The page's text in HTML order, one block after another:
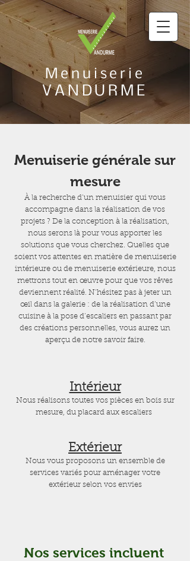
Menuiserie
VANDURME
Menuiserie générale sur
mesure
À la recherche d’un menuisier qui vous
accompagne dans la réalisation de vos
projets ? De la conception à la réalisation,
nous serons là pour vous apporter les
solutions que vous cherchez. Quelles que
soient vos attentes en matière de menuiserie
intérieure ou de menuiserie extérieure, nous
mettrons tout en œuvre pour que vos rêves
deviennent réalité. N’hésitez pas à jeter un
œil dans la galerie : de la réalisation d’une
cuisine à la pose d’escaliers en passant par
des créations personnelles, vous aurez un
aperçu de notre savoir faire.
Intérieur
Nous réalisons toutes vos pièces en bois sur
mesure, du placard aux escaliers
Extérieur
Nous vous proposons un ensemble de
services variés pour aménager votre
extérieur selon vos envies
Nos services incluent